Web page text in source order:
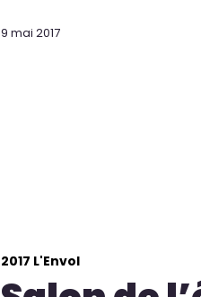
9 mai 2017
2017 L'Envol